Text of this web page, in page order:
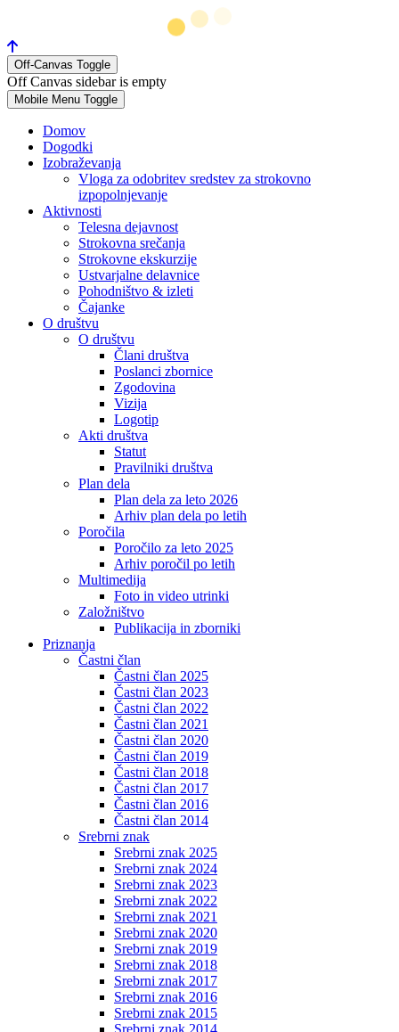
Off-Canvas Toggle
Off Canvas sidebar is empty
Mobile Menu Toggle
Domov
Dogodki
Izobraževanja
Vloga za odobritev sredstev za strokovno
izpopolnjevanje
Aktivnosti
Telesna dejavnost
Strokovna srečanja
Strokovne ekskurzije
Ustvarjalne delavnice
Pohodništvo & izleti
Čajanke
O društvu
O društvu
Člani društva
Poslanci zbornice
Zgodovina
Vizija
Logotip
Akti društva
Statut
Pravilniki društva
Plan dela
Plan dela za leto 2026
Arhiv plan dela po letih
Poročila
Poročilo za leto 2025
Arhiv poročil po letih
Multimedija
Foto in video utrinki
Založništvo
Publikacija in zborniki
Priznanja
Častni član
Častni član 2025
Častni član 2023
Častni član 2022
Častni član 2021
Častni član 2020
Častni član 2019
Častni član 2018
Častni član 2017
Častni član 2016
Častni član 2014
Srebrni znak
Srebrni znak 2025
Srebrni znak 2024
Srebrni znak 2023
Srebrni znak 2022
Srebrni znak 2021
Srebrni znak 2020
Srebrni znak 2019
Srebrni znak 2018
Srebrni znak 2017
Srebrni znak 2016
Srebrni znak 2015
Srebrni znak 2014